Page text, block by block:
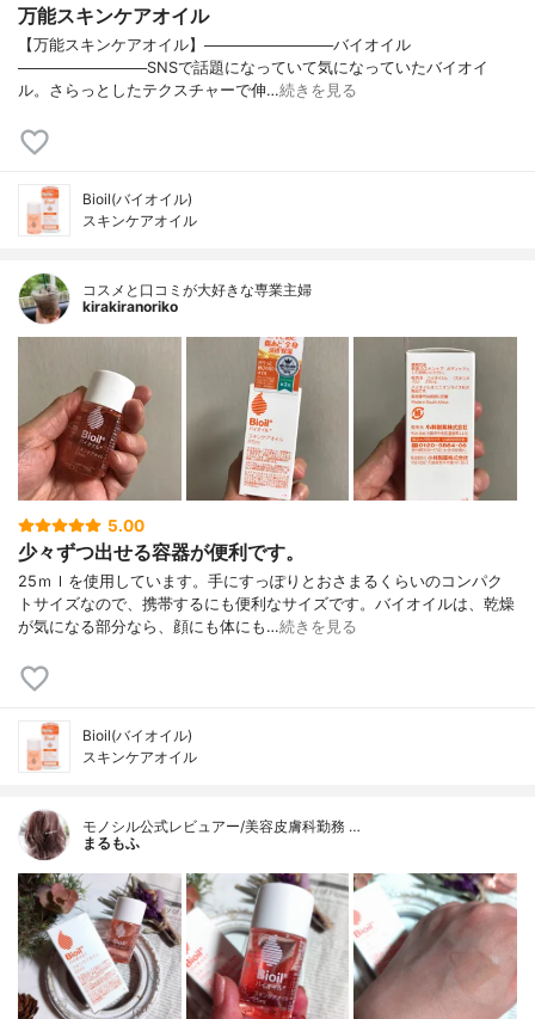
万能スキンケアオイル
【万能スキンケアオイル】────────────バイオイル
────────────SNSで話題になっていて気になっていたバイオイ
ル。さらっとしたテクスチャーで伸…続きを見る
Bioil(バイオイル)
スキンケアオイル
コスメと口コミが大好きな専業主婦
kirakiranoriko
5.00
少々ずつ出せる容器が便利です。
25ｍｌを使用しています。手にすっぽりとおさまるくらいのコンパク
トサイズなので、携帯するにも便利なサイズです。バイオイルは、乾燥
が気になる部分なら、顔にも体にも…続きを見る
Bioil(バイオイル)
スキンケアオイル
モノシル公式レビュアー/美容皮膚科勤務 …
まるもふ